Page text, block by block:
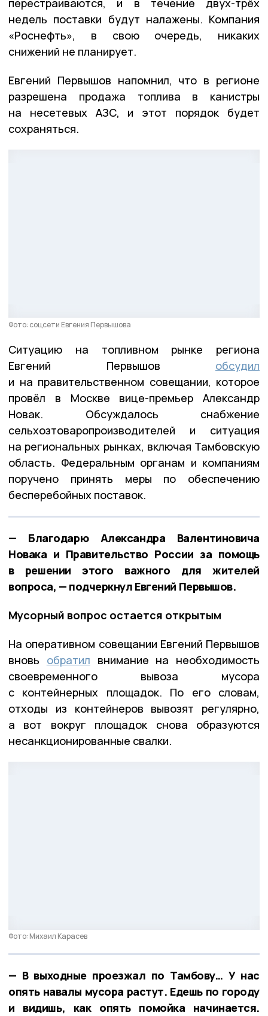
недель поставки будут налажены. Компания
«Роснефть», в свою очередь, никаких
снижений не планирует.
Евгений Первышов напомнил, что в регионе
разрешена продажа топлива в канистры
на несетевых АЗС, и этот порядок будет
сохраняться.
Фото: соцсети Евгения Первышова
Ситуацию на топливном рынке региона
Евгений Первышов обсудил
и на правительственном совещании, которое
провёл в Москве вице-премьер Александр
Новак. Обсуждалось снабжение
сельхозтоваропроизводителей и ситуация
на региональных рынках, включая Тамбовскую
область. Федеральным органам и компаниям
поручено принять меры по обеспечению
бесперебойных поставок.
— Благодарю Александра Валентиновича
Новака и Правительство России за помощь
в решении этого важного для жителей
вопроса, — подчеркнул Евгений Первышов.
Мусорный вопрос остается открытым
На оперативном совещании Евгений Первышов
вновь обратил внимание на необходимость
своевременного вывоза мусора
с контейнерных площадок. По его словам,
отходы из контейнеров вывозят регулярно,
а вот вокруг площадок снова образуются
несанкционированные свалки.
Фото: Михаил Карасев
— В выходные проезжал по Тамбову… У нас
опять навалы мусора растут. Едешь по городу
и видишь, как опять помойка начинается.